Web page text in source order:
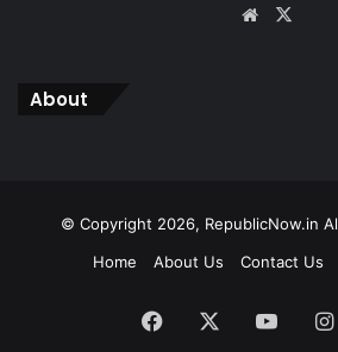
Website
About
© Copyright 2026, RepublicNow.in
Home
About Us Contact Us
Facebook